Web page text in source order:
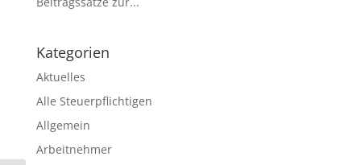
Kategorien
Aktuelles
Alle Steuerpflichtigen
Allgemein
Arbeitnehmer